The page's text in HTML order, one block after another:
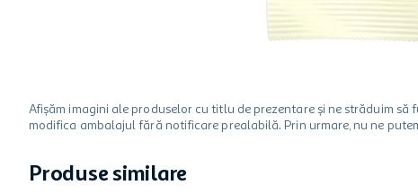
Afișăm imagini ale produselor cu titlu de prezentare și ne străduim
modifica ambalajul fără notificare prealabilă. Prin urmare, nu ne
Produse similare